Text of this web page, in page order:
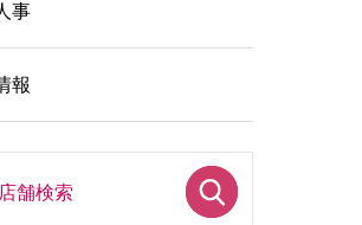
事
報
舗検索